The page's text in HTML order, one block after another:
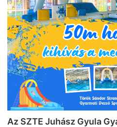
Az SZTE Juhász Gyula